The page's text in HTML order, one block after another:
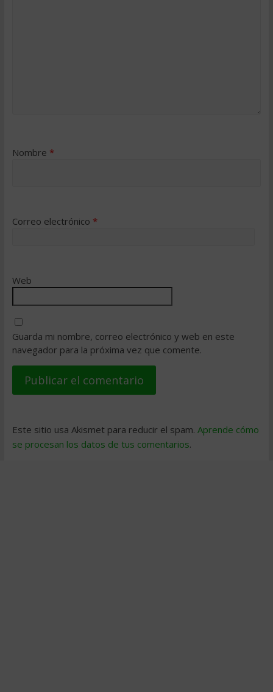
Nombre *
Correo electrónico *
Web
Guarda mi nombre, correo electrónico y web en este
navegador para la próxima vez que comente.
Este sitio usa Akismet para reducir el spam. Aprende cómo
se procesan los datos de tus comentarios.